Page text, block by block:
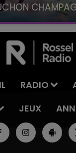
Champagne FM, à
RADIO
JEUX